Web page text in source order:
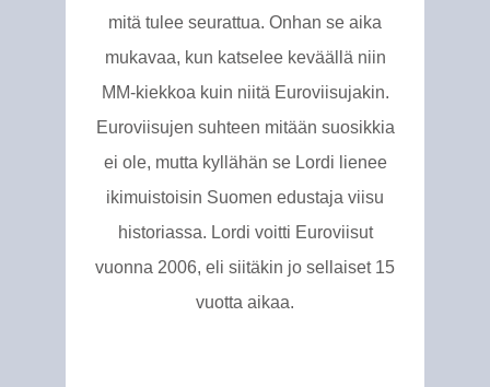
mitä tulee seurattua. Onhan se aika
mukavaa, kun katselee keväällä niin
MM-kiekkoa kuin niitä Euroviisujakin.
Euroviisujen suhteen mitään suosikkia
ei ole, mutta kyllähän se Lordi lienee
ikimuistoisin Suomen edustaja viisu
historiassa. Lordi voitti Euroviisut
vuonna 2006, eli siitäkin jo sellaiset 15
vuotta aikaa.